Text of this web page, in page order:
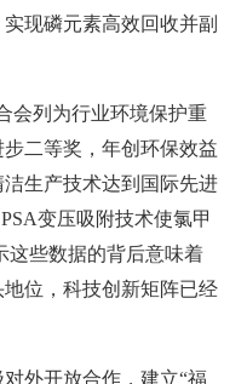
现磷元素高效回收并副
会列为行业环境保护重
二等奖，年创环保效益
生产技术达到国际先进
变压吸附技术使氯甲
这些数据的背后意味着
位，科技创新矩阵已经
外开放合作，建立“福